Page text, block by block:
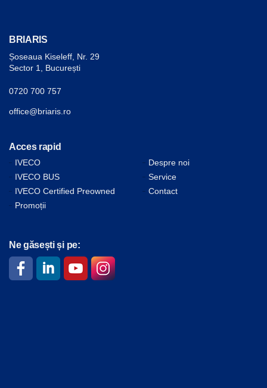
BRIARIS
Șoseaua Kiseleff, Nr. 29
Sector 1, București
0720 700 757
office@briaris.ro
Acces rapid
IVECO
Despre noi
IVECO BUS
Service
IVECO Certified Preowned
Contact
Promoții
Ne găsești și pe: